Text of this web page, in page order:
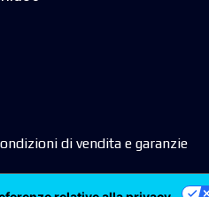
di vendita e garanzie